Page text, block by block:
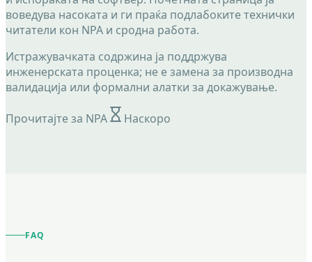
воведува насоката и ги праќа подлабоките технички
читатели кон NPA и сродна работа.
Истражувачката содржина ја поддржува
инженерската проценка; не е замена за производна
валидација или формални алатки за докажување.
Прочитајте за NPA Наскоро
FAQ